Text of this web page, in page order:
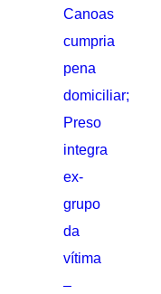
Canoas
cumpria
pena
domiciliar;
Preso
integra
ex-
grupo
da
vítima
–